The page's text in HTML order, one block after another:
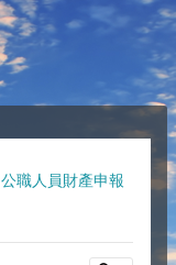
公職人員財產申報